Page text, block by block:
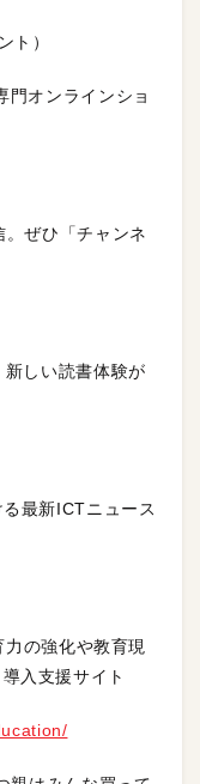
ト）
門オンラインショ
ぜひ「チャンネ
しい読書体験が
最新ICTニュース
の強化や教育現
入支援サイト